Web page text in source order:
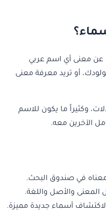
عن معنى أي اسم عربي
أو تريد معرفة معنى
وكثيراً ما يكون للاسم
الآخرين معه.
في صندوق البحث.
والأصل واللغة.
أسماء جديدة مميزة.